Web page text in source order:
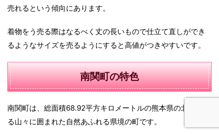
売れるという傾向にあります。
着物をう売る際はなるべく丈の長いもので仕立て直しができ
るようなサイズを売るようにすると高値がつきやすいです。
南関町の特色
南関町は、総面積68.92平方キロメートルの熊本県の北西にあ
る山々に囲まれた自然あふれる県境の町です。